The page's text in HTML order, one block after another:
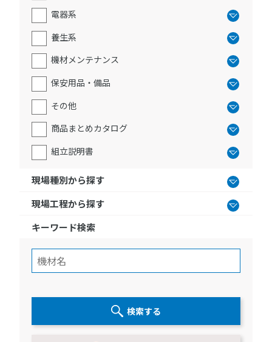
電器系
養生系
機材メンテナンス
保安用品・備品
その他
商品まとめカタログ
組立説明書
現場種別から探す
現場工程から探す
キーワード検索
検索する